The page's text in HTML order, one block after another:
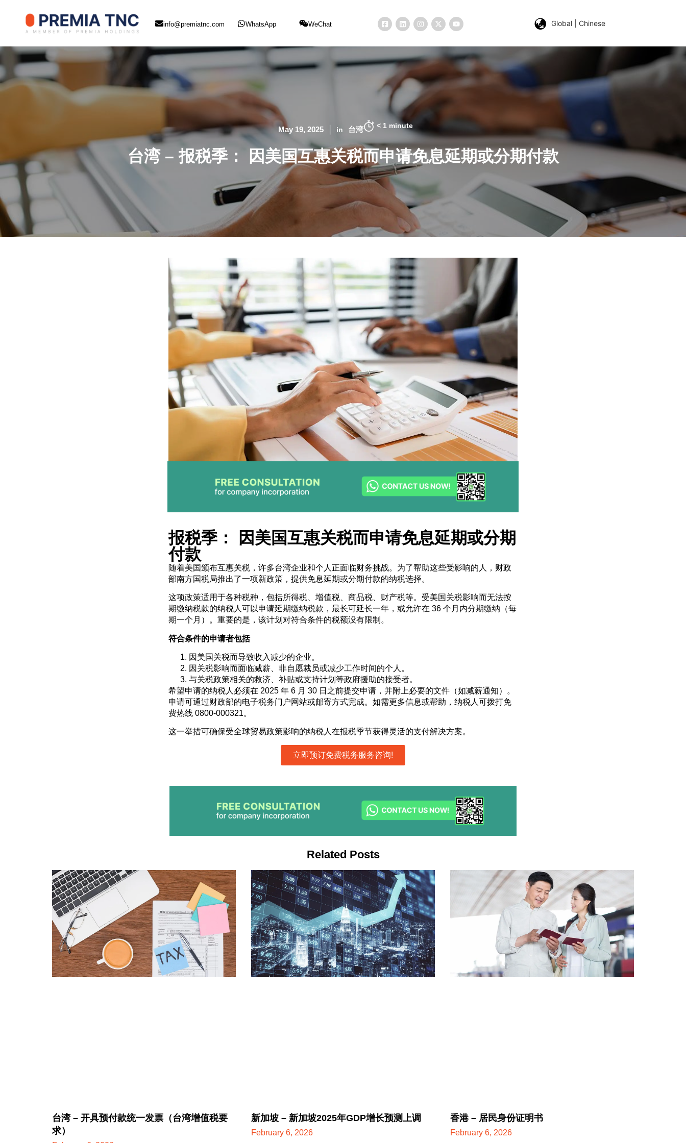
info@premiatnc.com WhatsApp WeChat Global | Chinese
May 19, 2025 in 台湾 < 1 minute
台湾 – 报税季： 因美国互惠关税而申请免息延期或分期付款
报税季： 因美国互惠关税而申请免息延期或分期
付款
随着美国颁布互惠关税，许多台湾企业和个人正面临财务挑战。为了帮助这些受影响的人，财政
部南方国税局推出了一项新政策，提供免息延期或分期付款的纳税选择。
这项政策适用于各种税种，包括所得税、增值税、商品税、财产税等。受美国关税影响而无法按
期缴纳税款的纳税人可以申请延期缴纳税款，最长可延长一年，或允许在 36 个月内分期缴纳（每
期一个月）。重要的是，该计划对符合条件的税额没有限制。
符合条件的申请者包括
因美国关税而导致收入减少的企业。
因关税影响而面临减薪、非自愿裁员或减少工作时间的个人。
与关税政策相关的救济、补贴或支持计划等政府援助的接受者。
希望申请的纳税人必须在 2025 年 6 月 30 日之前提交申请，并附上必要的文件（如减薪通知）。
申请可通过财政部的电子税务门户网站或邮寄方式完成。如需更多信息或帮助，纳税人可拨打免
费热线 0800-000321。
这一举措可确保受全球贸易政策影响的纳税人在报税季节获得灵活的支付解决方案。
立即预订免费税务服务咨询!
Related Posts
台湾 – 开具预付款统一发票（台湾增值税要
求）
新加坡 – 新加坡2025年GDP增长预测上调
February 6, 2026
香港 – 居民身份证明书
February 6, 2026